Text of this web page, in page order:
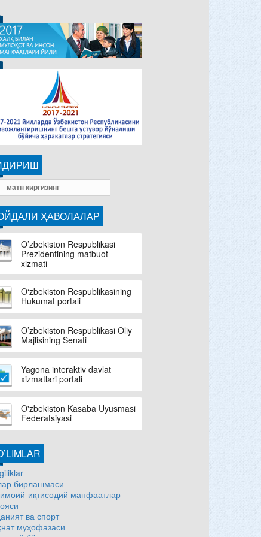
ҲАВОЛАЛАР
O’zbekiston Respublikasi
Prezidentining matbuot
xizmati
O‘zbekiston Respublikasining
Hukumat portali
O’zbekiston Respublikasi Oliy
Majlisining Senati
Yagona interaktiv davlat
xizmatlari portali
O'zbekiston Kasaba Uyusmasi
Federatsiyasi
бирлашмаси
иқтисодий манфаатлар
ва спорт
муҳофазаси